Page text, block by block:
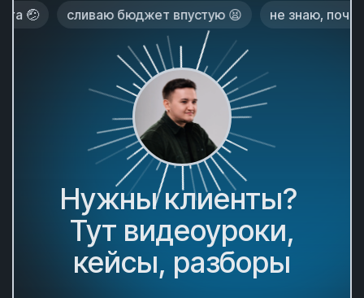
сливаю бюджет впустую 😫 не знаю, почему
Нужны клиенты?
Тут видеоуроки,
кейсы, разборы